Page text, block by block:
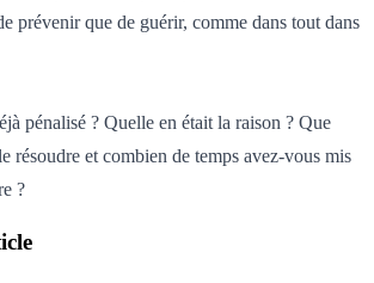
prévenir que de guérir, comme dans tout dans
pénalisé ? Quelle en était la raison ? Que
résoudre et combien de temps avez-vous mis
?